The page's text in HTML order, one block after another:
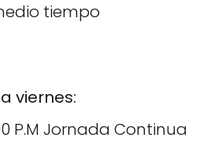
tiempo
viernes:
P.M Jornada Continua